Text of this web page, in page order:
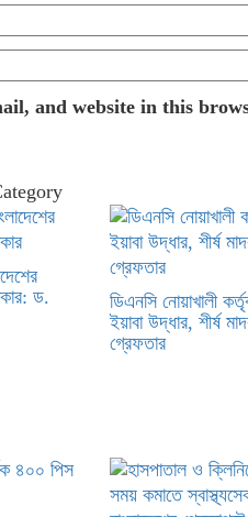
and website in this
ড.
ডিএনসি নোয়াখালী
ইয়াবা উদ্ধার, শীর্ষ
গ্রেফতার